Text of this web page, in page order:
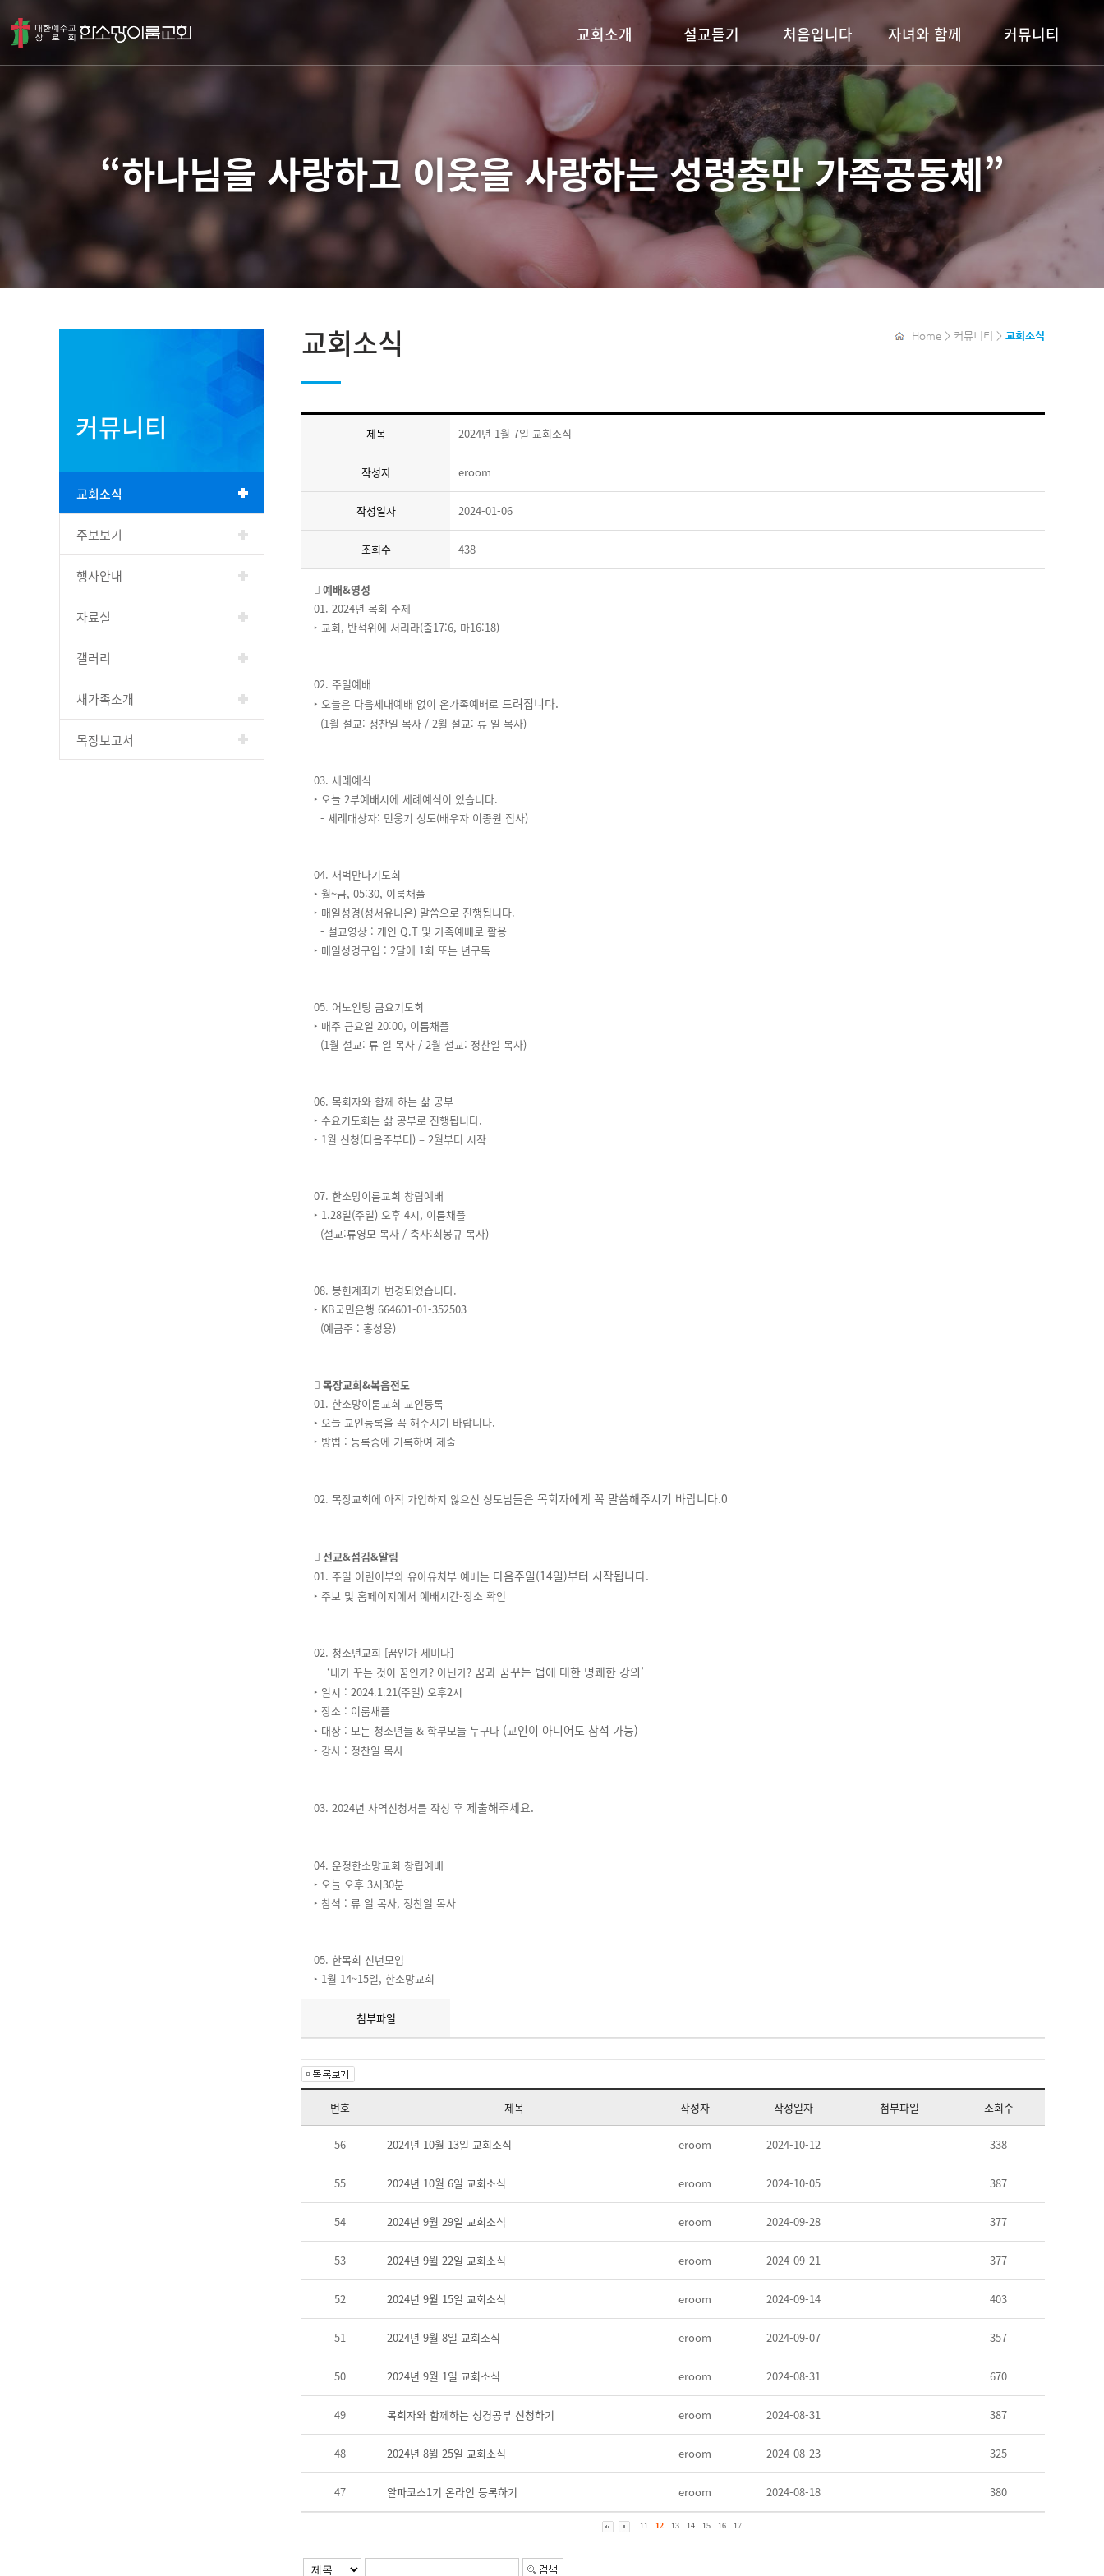
교회소개
교회연혁
예배시간안내
섬기는 이들
찾아오시는길
설교듣기
주일설교
어노인팅금요기도회
기타영상
처음입니다
예배안내
목장안내
알파(ALPHA)
자녀와 함께
이룸키즈
이룸틴즈
청소년부
청년부
커뮤니티
행사안내
갤러리
“하나님을 사랑하고 이웃을 사랑하는성령충만 가족공동체”
커뮤니티
교회소식
주보보기
행사안내
자료실
갤러리
새가족소개
목장보고서
교회소식 Home > 커뮤니티 > 교회소식
제목 2024년 1월 7일 교회소식
작성자 eroom
작성일자 2024-01-06
조회수 438
󰊱 예배&영성
01. 2024년 목회 주제
‣ 교회, 반석위에 서리라(출17:6, 마16:18)
02. 주일예배
‣ 오늘은 다음세대예배 없이 온가족예배로 드려집니다.
(1월 설교: 정찬일 목사 / 2월 설교: 류 일 목사)
03. 세례예식
‣ 오늘 2부예배시에 세례예식이 있습니다.
- 세례대상자: 민웅기 성도(배우자 이종원 집사)
04. 새벽만나기도회
‣ 월~금, 05:30, 이룸채플
‣ 매일성경(성서유니온) 말씀으로 진행됩니다.
- 설교영상 : 개인 Q.T 및 가족예배로 활용
‣ 매일성경구입 : 2달에 1회 또는 년구독
05. 어노인팅 금요기도회
‣ 매주 금요일 20:00, 이룸채플
(1월 설교: 류 일 목사 / 2월 설교: 정찬일 목사)
06. 목회자와 함께 하는 삶 공부
‣ 수요기도회는 삶 공부로 진행됩니다.
‣ 1월 신청(다음주부터) – 2월부터 시작
07. 한소망이룸교회 창립예배
‣ 1.28일(주일) 오후 4시, 이룸채플
(설교:류영모 목사 / 축사:최봉규 목사)
08. 봉헌계좌가 변경되었습니다.
‣ KB국민은행 664601-01-352503
(예금주 : 홍성용)
󰊲 목장교회&복음전도
01. 한소망이룸교회 교인등록
‣ 오늘 교인등록을 꼭 해주시기 바랍니다.
‣ 방법 : 등록증에 기록하여 제출
02. 목장교회에 아직 가입하지 않으신 성도님들은 목회자에게 꼭 말씀해주시기 바랍니다.0
󰊳 선교&섬김&알림
01. 주일 어린이부와 유아유치부 예배는 다음주일(14일)부터 시작됩니다.
‣ 주보 및 홈페이지에서 예배시간-장소 확인
02. 청소년교회 [꿈인가 세미나]
‘내가 꾸는 것이 꿈인가? 아닌가? 꿈과 꿈꾸는 법에 대한 명쾌한 강의’
‣ 일시 : 2024.1.21(주일) 오후2시
‣ 장소 : 이룸채플
‣ 대상 : 모든 청소년들 & 학부모들 누구나 (교인이 아니어도 참석 가능)
‣ 강사 : 정찬일 목사
03. 2024년 사역신청서를 작성 후 제출해주세요.
04. 운정한소망교회 창립예배
‣ 오늘 오후 3시30분
‣ 참석 : 류 일 목사, 정찬일 목사
05. 한목회 신년모임
‣ 1월 14~15일, 한소망교회
첨부파일
번호 제목 작성자 작성일자 첨부파일 조회수
56 2024년 10월 13일 교회소식 eroom 2024-10-12 338
55 2024년 10월 6일 교회소식 eroom 2024-10-05 387
54 2024년 9월 29일 교회소식 eroom 2024-09-28 377
53 2024년 9월 22일 교회소식 eroom 2024-09-21 377
52 2024년 9월 15일 교회소식 eroom 2024-09-14 403
51 2024년 9월 8일 교회소식 eroom 2024-09-07 357
50 2024년 9월 1일 교회소식 eroom 2024-08-31 670
49 목회자와 함께하는 성경공부 신청하기 eroom 2024-08-31 387
48 2024년 8월 25일 교회소식 eroom 2024-08-23 325
47 알파코스1기 온라인 등록하기 eroom 2024-08-18 380
11 12 13 14 15 16 17